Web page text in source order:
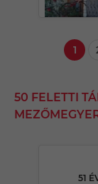
1
50 FELETTI
51